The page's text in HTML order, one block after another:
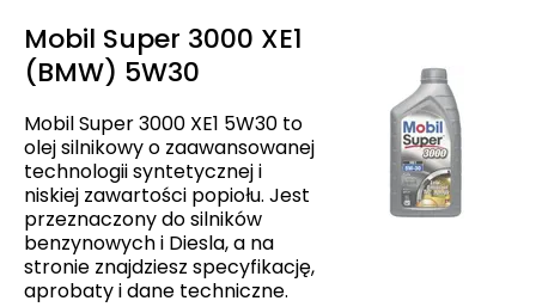
Mobil Super 3000 XE1
(BMW) 5W30
Mobil Super 3000 XE1 5W30 to
olej silnikowy o zaawansowanej
technologii syntetycznej i
niskiej zawartości popiołu. Jest
przeznaczony do silników
benzynowych i Diesla, a na
stronie znajdziesz specyfikację,
aprobaty i dane techniczne.